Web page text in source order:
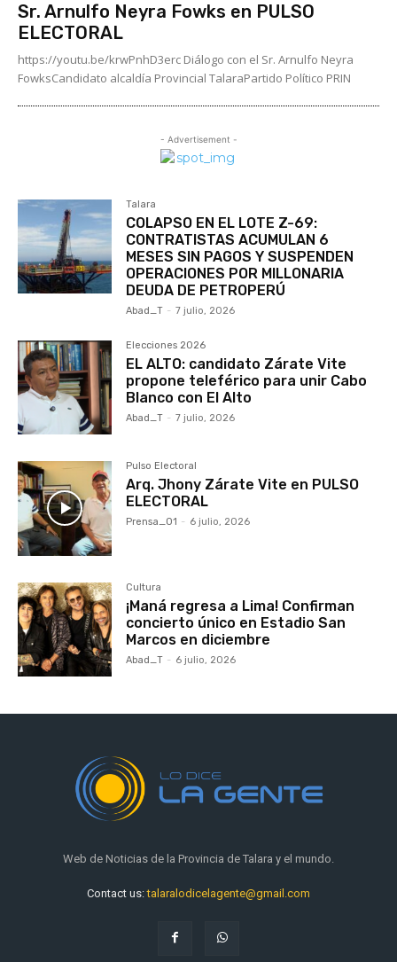
Sr. Arnulfo Neyra Fowks en PULSO
ELECTORAL
https://youtu.be/krwPnhD3erc Diálogo con el Sr. Arnulfo Neyra
FowksCandidato alcaldía Provincial TalaraPartido Político PRIN
- Advertisement -
Talara
COLAPSO EN EL LOTE Z-69:
CONTRATISTAS ACUMULAN 6
MESES SIN PAGOS Y SUSPENDEN
OPERACIONES POR MILLONARIA
DEUDA DE PETROPERÚ
Abad_T - 7 julio, 2026
Elecciones 2026
EL ALTO: candidato Zárate Vite
propone teleférico para unir Cabo
Blanco con El Alto
Abad_T - 7 julio, 2026
Pulso Electoral
Arq. Jhony Zárate Vite en PULSO
ELECTORAL
Prensa_01 - 6 julio, 2026
Cultura
¡Maná regresa a Lima! Confirman
concierto único en Estadio San
Marcos en diciembre
Abad_T - 6 julio, 2026
Web de Noticias de la Provincia de Talara y el mundo.
Contact us:talaralodicelagente@gmail.com